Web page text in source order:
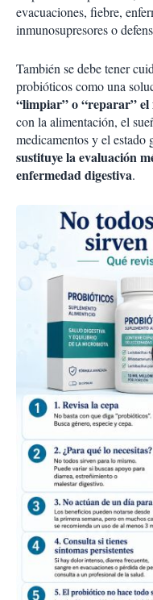
evacuaciones, fiebre,
inmunosupresores o
También se debe tener
probióticos como una
“limpiar” o “reparar” el
con la alimentación, el
medicamentos y el estado
sustituye la evaluación
enfermedad digestiva.